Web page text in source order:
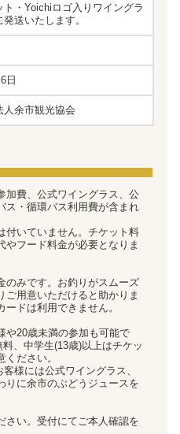
ト・Yoichiロゴ入りワイングラ
送いたします。
日
人余市観光協会
費、公式ワイングラス、公
ス・循環バス利用費が含まれ
いていません。チケット料
やフード料金が必要となりま
みです。お釣りがスムーズ
ご用意いただけると助かりま
ドは利用できません。
や20歳未満の参加も可能で
、中学生(13歳)以上はチケッ
ださい。
様には公式ワイングラス、
りに余市のぶどうジュースを
い。受付にてご本人確認を